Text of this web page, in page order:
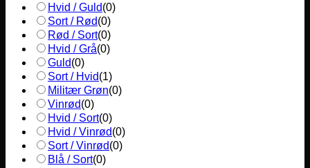
Hvid / Guld(0)
Sort / Rød(0)
Rød / Sort(0)
Hvid / Grå(0)
Guld(0)
Sort / Hvid(1)
Militær Grøn(0)
Vinrød(0)
Hvid / Sort(0)
Hvid / Vinrød(0)
Sort / Vinrød(0)
Blå / Sort(0)